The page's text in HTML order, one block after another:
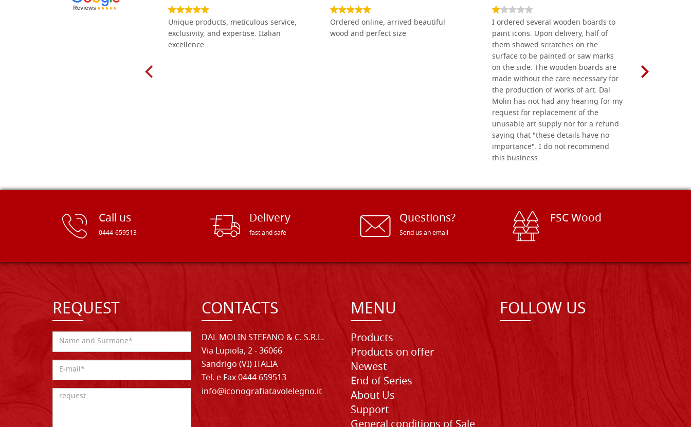
Unique products, meticulous service,
exclusivity, and expertise. Italian
excellence.
Ordered online, arrived beautiful
wood and perfect size
I ordered several wooden boards to
paint icons. Upon delivery, half of
them showed scratches on the
surface to be painted or saw marks
on the side. The wooden boards are
made without the care necessary for
the production of works of art. Dal
Molin has not had any hearing for my
request for replacement of the
unusable art supply nor for a refund
saying that "these details have no
importance". I do not recommend
this business.
Call us
0444-659513
Delivery
fast and safe
Questions?
Send us an email
FSC Wood
REQUEST CONTACTS
DAL MOLIN STEFANO & C. S.R.L.
Via Lupiola, 2 - 36066
Sandrigo (VI) ITALIA
Tel. e Fax 0444 659513
info@iconografiatavolelegno.it
MENU
Products
Products on offer
Newest
End of Series
About Us
Support
FOLLOW US